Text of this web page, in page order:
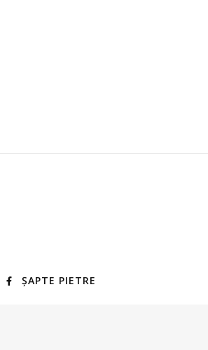
ȘAPTE PIETRE